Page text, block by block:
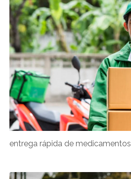
entrega rápida de medicamentos